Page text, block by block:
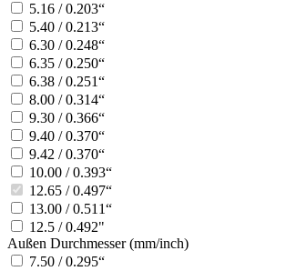
5.16 / 0.203“
5.40 / 0.213“
6.30 / 0.248“
6.35 / 0.250“
6.38 / 0.251“
8.00 / 0.314“
9.30 / 0.366“
9.40 / 0.370“
9.42 / 0.370“
10.00 / 0.393“
12.65 / 0.497“
13.00 / 0.511“
12.5 / 0.492"
Außen Durchmesser (mm/inch)
7.50 / 0.295“